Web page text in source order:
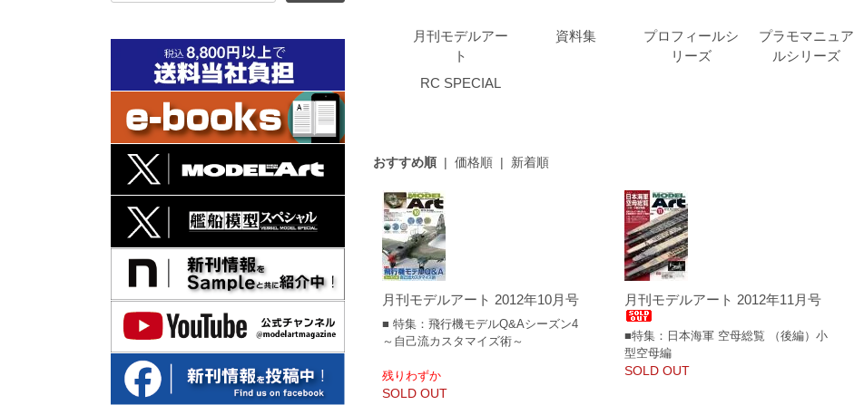
月刊モデルアー
ト
資料集
プロフィールシ
リーズ
プラモマニュア
ルシリーズ
RC SPECIAL
おすすめ順| 価格順| 新着順
月刊モデルアート 2012年10月号
■ 特集：飛行機モデルQ&Aシーズン4
～自己流カスタマイズ術～
残りわずか
SOLD OUT
月刊モデルアート 2012年11月号
■特集：日本海軍 空母総覧 （後編）小
型空母編
SOLD OUT